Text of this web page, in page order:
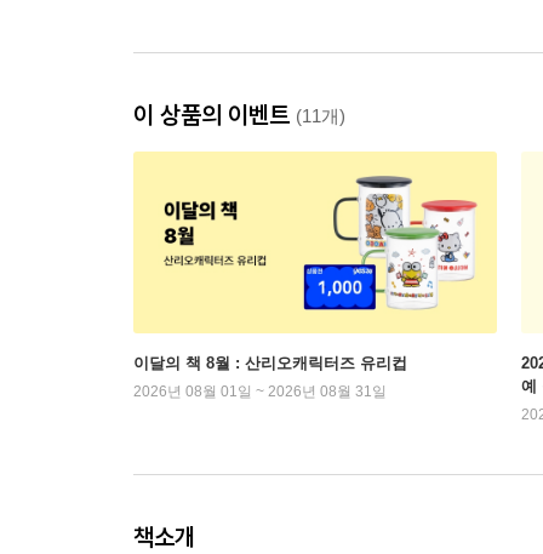
이 상품의 이벤트 (11개)
이달의 책 8월 : 산리오캐릭터즈 유리컵
2026년 08월 01일 ~ 2026년 08월 31일
예
책소개